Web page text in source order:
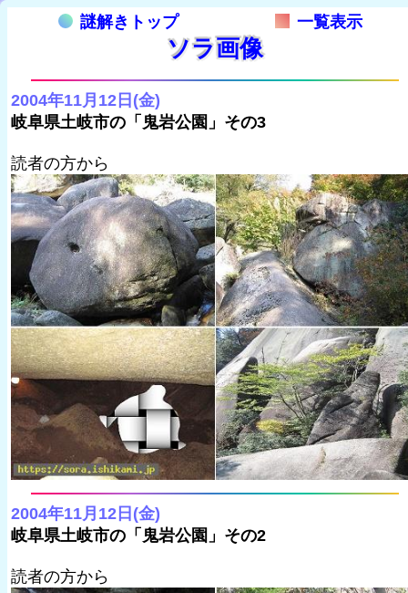
謎解きトップ 一覧表示
ソラ画像
2004年11月12日(金)
岐阜県土岐市の「鬼岩公園」その3
読者の方から
2004年11月12日(金)
岐阜県土岐市の「鬼岩公園」その2
読者の方から